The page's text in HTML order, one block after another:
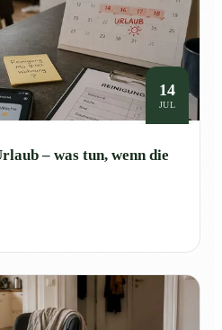
14
JUL
– was tun, wenn die